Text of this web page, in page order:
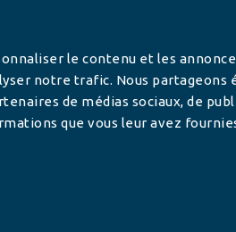
le contenu et les
notre trafic. Nous
de médias sociaux, de
que vous leur avez